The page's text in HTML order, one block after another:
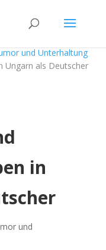
und Unterhaltung
Ungarn als Deutscher
in
und